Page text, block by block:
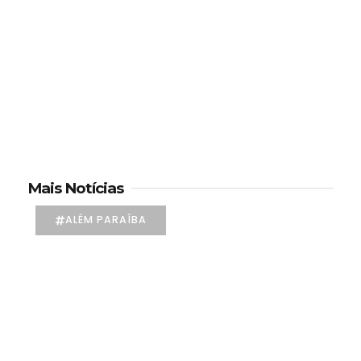
Mais Notícias
ALÉM PARAÍBA